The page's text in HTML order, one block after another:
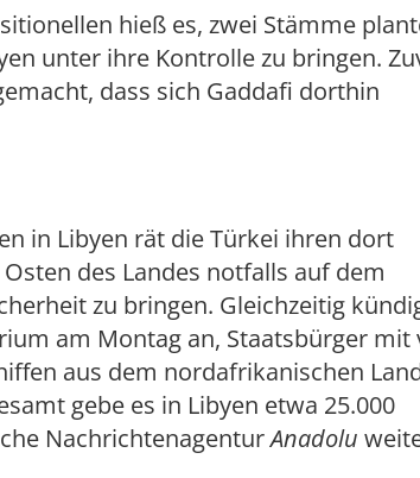
hieß es, zwei Stämme
unter ihre Kontrolle zu bringen.
dass sich Gaddafi dorthin
in Libyen rät die Türkei ihren dort
des Landes notfalls auf dem
zu bringen. Gleichzeitig
am Montag an, Staatsbürger mit
aus dem nordafrikanischen
gebe es in Libyen etwa 25.000
NachrichtenagenturAnadolu